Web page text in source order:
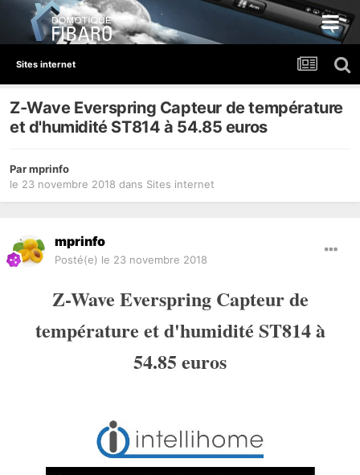
Sites internet
Z-Wave Everspring Capteur de température
et d'humidité ST814 à 54.85 euros
Parmprinfo
le 23 novembre 2018 dans Sites internet
mprinfo
Posté(e) le 23 novembre 2018
Z-Wave Everspring Capteur de
température et d'humidité ST814à
54.85 euros